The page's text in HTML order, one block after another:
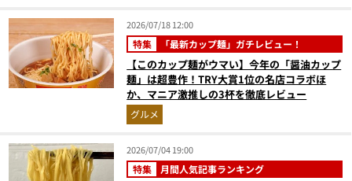
2026/07/18 12:00
特集 「最新カップ麺」ガチレビュー！
【このカップ麺がウマい】今年の「醤油カップ
麺」は超豊作！TRY大賞1位の名店コラボほ
か、マニア激推しの3杯を徹底レビュー
グルメ
2026/07/04 19:00
特集 月間人気記事ランキング